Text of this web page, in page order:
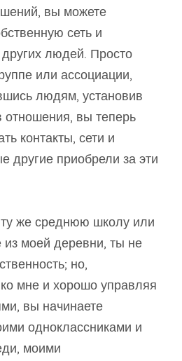
вы можете
сеть и
других людей. Просто
или ассоциации,
людям, установив
отношения, вы теперь
контакты, сети и
другие приобрели за эти
же среднюю школу или
из моей деревни, ты не
но,
мне и хорошо управляя
вы начинаете
одноклассниками и
моими